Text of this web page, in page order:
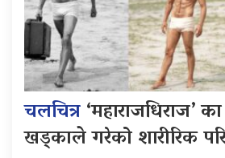
चलचित्र‘महाराजधिराज’
खड्काले गरेको शारीरिक